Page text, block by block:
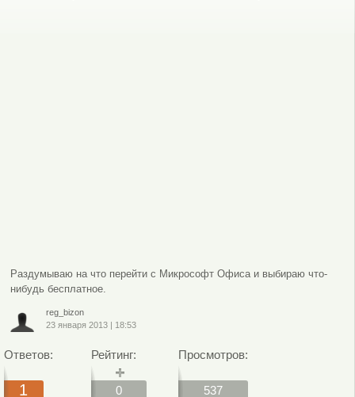
Раздумываю на что перейти с Микрософт Офиса и выбираю что-
нибудь бесплатное.
reg_bizon
23 января 2013| 18:53
Ответов:
1
Рейтинг:
0
Просмотров:
537